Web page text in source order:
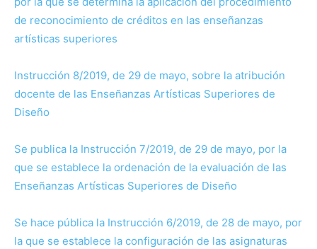
de reconocimiento de créditos en las enseñanzas
artísticas superiores
Instrucción 8/2019, de 29 de mayo, sobre la atribución
docente de las Enseñanzas Artísticas Superiores de
Diseño
Se publica la Instrucción 7/2019, de 29 de mayo, por la
que se establece la ordenación de la evaluación de las
Enseñanzas Artísticas Superiores de Diseño
Se hace pública la Instrucción 6/2019, de 28 de mayo, por
la que se establece la configuración de las asignaturas